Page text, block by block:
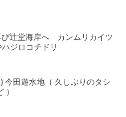
び辻堂海岸へ カンムリカイツ
ジロコチドリ
今田遊水地（ 久しぶりのタシ
）